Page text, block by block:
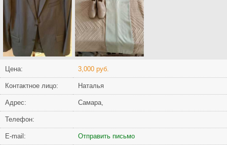
Цена: 3,000 руб.
Контактное лицо: Наталья
Адрес: Самара,
Телефон:
Е-mail: Отправить письмо